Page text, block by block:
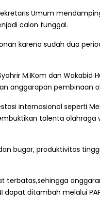
Umum
calon tunggal.
karena sudah dua
M.IKom dan Wakabid
anggarapan pembinaan
internasional seperti
talenta olahraga
bugar, produktivitas
terbatas,sehingga
ditambah melalui